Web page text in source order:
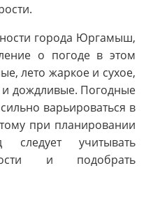
города Юргамыш,
о погоде в этом
лето жаркое и сухое,
и дождливые. Погодные
варьироваться в
при планировании
учитывать
и подобрать